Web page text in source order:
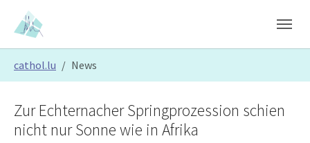
Skip to main content
Skip to page footer
cathol.lu News
Zur Echternacher Springprozession schien
nicht nur Sonne wie in Afrika